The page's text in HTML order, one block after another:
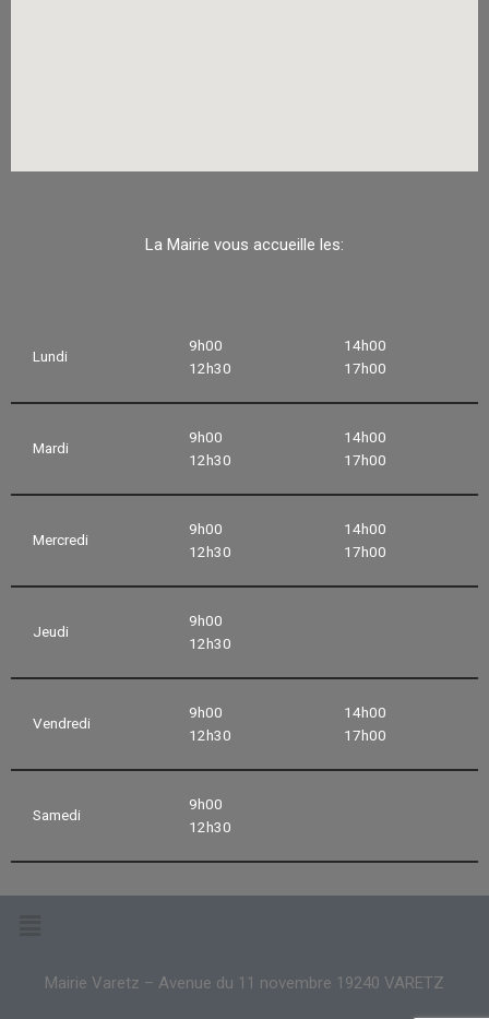
La Mairie vous accueille les:
Lundi
9h00
12h30
14h00
17h00
Mardi
9h00
12h30
14h00
17h00
Mercredi
9h00
12h30
14h00
17h00
Jeudi
9h00
12h30
Vendredi
9h00
12h30
14h00
17h00
Samedi
9h00
12h30
Mairie Varetz – Avenue du 11 novembre 19240 VARETZ